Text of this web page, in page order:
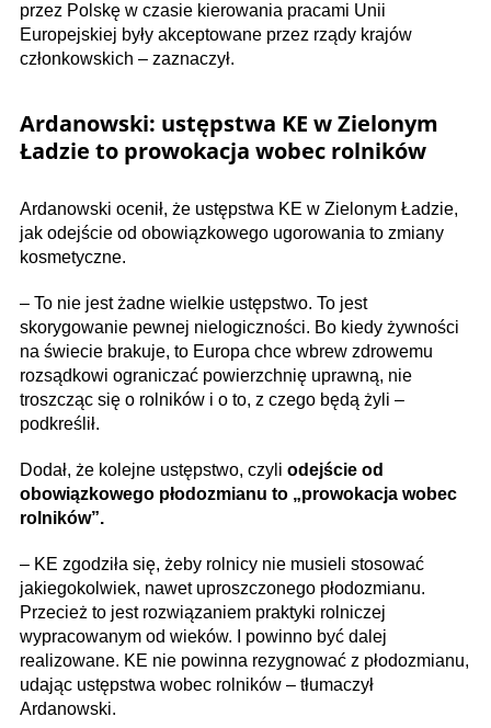
przez Polskę w czasie kierowania pracami Unii
Europejskiej były akceptowane przez rządy krajów
członkowskich – zaznaczył.
Ardanowski: ustępstwa KE w Zielonym
Ładzie to prowokacja wobec rolników
Ardanowski ocenił, że ustępstwa KE w Zielonym Ładzie,
jak odejście od obowiązkowego ugorowania to zmiany
kosmetyczne.
– To nie jest żadne wielkie ustępstwo. To jest
skorygowanie pewnej nielogiczności. Bo kiedy żywności
na świecie brakuje, to Europa chce wbrew zdrowemu
rozsądkowi ograniczać powierzchnię uprawną, nie
troszcząc się o rolników i o to, z czego będą żyli –
podkreślił.
Dodał, że kolejne ustępstwo, czyli odejście od
obowiązkowego płodozmianu to „prowokacja wobec
rolników”.
– KE zgodziła się, żeby rolnicy nie musieli stosować
jakiegokolwiek, nawet uproszczonego płodozmianu.
Przecież to jest rozwiązaniem praktyki rolniczej
wypracowanym od wieków. I powinno być dalej
realizowane. KE nie powinna rezygnować z płodozmianu,
udając ustępstwa wobec rolników – tłumaczył
Ardanowski.